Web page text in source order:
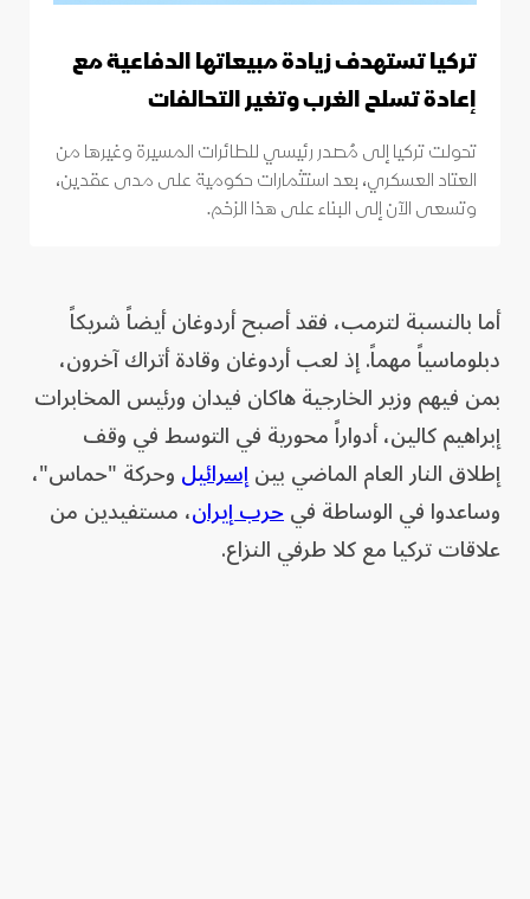
تركيا تستهدف زيادة مبيعاتها الدفاعية مع
إعادة تسلح الغرب وتغير التحالفات
تحولت تركيا إلى مُصدر رئيسي للطائرات المسيرة وغيرها من
العتاد العسكري، بعد استثمارات حكومية على مدى عقدين،
وتسعى الآن إلى البناء على هذا الزخم.
أما بالنسبة لترمب، فقد أصبح أردوغان أيضاً شريكاً
دبلوماسياً مهماً. إذ لعب أردوغان وقادة أتراك آخرون،
بمن فيهم وزير الخارجية هاكان فيدان ورئيس المخابرات
إبراهيم كالين، أدواراً محورية في التوسط في وقف
إطلاق النار العام الماضي بينإسرائيلوحركة "حماس"،
وساعدوا في الوساطة فيحرب إيران، مستفيدين من
علاقات تركيا مع كلا طرفي النزاع.